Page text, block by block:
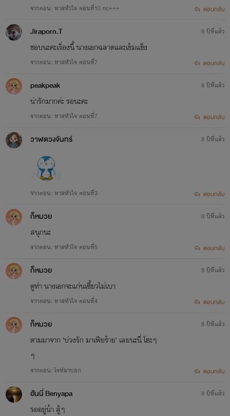
จากตอน: ทาสหัวใจ ตอนที่10 nc+++ ตอบกลับ
Jiraporn.T
ชอบนะคะเรื่องนี้ นางเอกฉลาดและเข้มแข็ง
จากตอน: ทาสหัวใจ ตอนที่7
8 ปีที่แล้ว
ตอบกลับ
peakpeak
น่ารักมากค่ะ รอนะคะ
จากตอน: ทาสหัวใจ ตอนที่7
8 ปีที่แล้ว
ตอบกลับ
วาฬดวงจันทร์
จากตอน: ทาสหัวใจ ตอนที่3
8 ปีที่แล้ว
ตอบกลับ
ก็หมวย
สนุกนะ
จากตอน: ทาสหัวใจ ตอนที่5
8 ปีที่แล้ว
ตอบกลับ
ก็หมวย
ดูท่า นางเอกจะแก่นเซี้ยวไม่เบา
จากตอน: ทาสหัวใจ ตอนที่4
8 ปีที่แล้ว
ตอบกลับ
ก็หมวย
ตามมาจาก 'บ่วงรัก มาเฟียร้าย' เลยนะนี่ โฮะๆ
ๆ
จากตอน: ไรท์มาบอก
8 ปีที่แล้ว
ตอบกลับ
ฮันนี่ Benyapa
รออยู่น้า สู้ๆ
8 ปีที่แล้ว